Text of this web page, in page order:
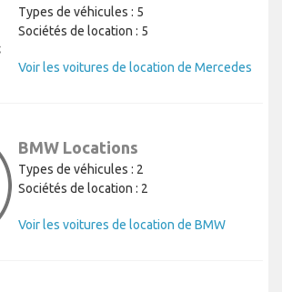
Types de véhicules : 5
Sociétés de location : 5
Voir les voitures de location de Mercedes
BMW Locations
Types de véhicules : 2
Sociétés de location : 2
Voir les voitures de location de BMW